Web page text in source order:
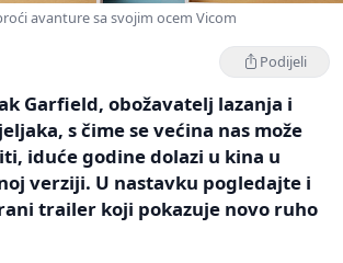
avanture sa svojim ocem Vicom
Podijeli
Garfield, obožavatelj lazanja i
s čime se većina nas može
iduće godine dolazi u kina u
verziji. U nastavku pogledajte i
trailer koji pokazuje novo ruho